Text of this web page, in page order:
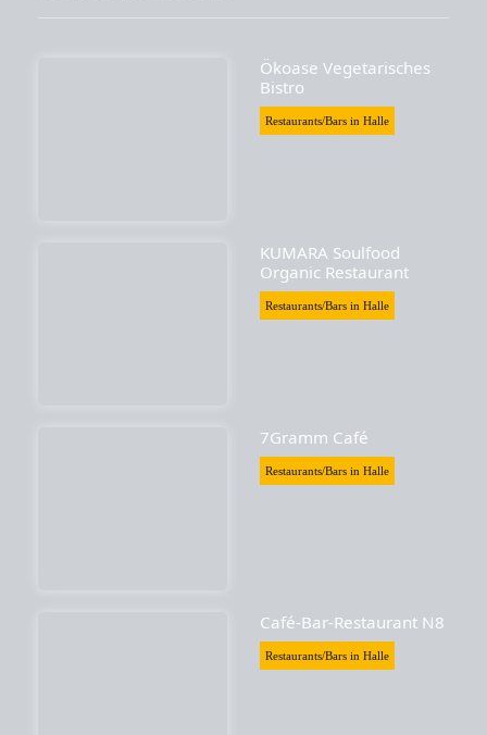
Ökoase Vegetarisches
Bistro
Restaurants/Bars in Halle
KUMARA Soulfood
Organic Restaurant
Restaurants/Bars in Halle
7Gramm Café
Restaurants/Bars in Halle
Café-Bar-Restaurant N8
Restaurants/Bars in Halle